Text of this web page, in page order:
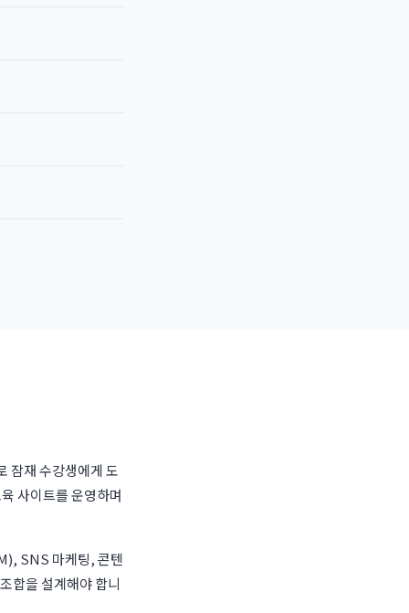
잠재 수강생에게 도
사이트를 운영하며
SNS 마케팅, 콘텐
합을 설계해야 합니